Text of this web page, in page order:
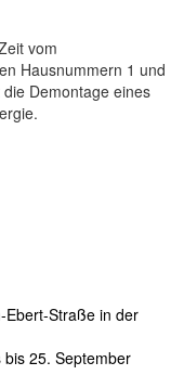
vom
Hausnummern 1 und
Demontage eines
Ebert-Straße in der
25. September